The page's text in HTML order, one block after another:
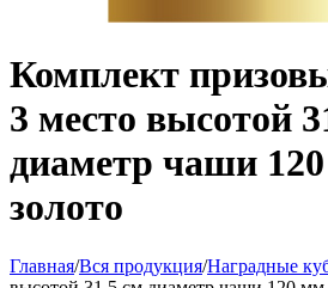
Комплект
3 место высотой
диаметр чаши
золото
Главная/Вся продукция/Наградные